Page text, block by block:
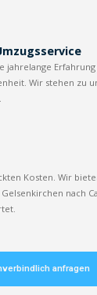
jahrelange
Wir stehen zu
Kosten. Wir
nach
anfragen